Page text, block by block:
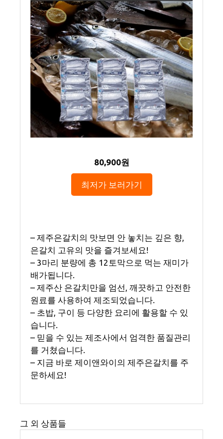
80,900원
최저가 보러가기
– 제주은갈치의 맛보면 안 놓치는 깊은 향,
은갈치 고유의 맛을 즐겨보세요!
– 3마리 분량에 총 12토막으로 먹는 재미가
배가됩니다.
– 제주산 은갈치만을 엄선, 깨끗하고 안전한
원료를 사용하여 제조되었습니다.
– 초밥, 구이 등 다양한 요리에 활용할 수 있
습니다.
– 믿을 수 있는 제조사에서 엄격한 품질관리
를 거쳤습니다.
– 지금 바로 제이앤와이의 제주은갈치를 주
문하세요!
그 외 상품들